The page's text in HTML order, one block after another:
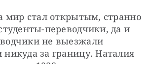
мир стал открытым, странно
переводчики, да и
не выезжали
никуда за границу. Наталия